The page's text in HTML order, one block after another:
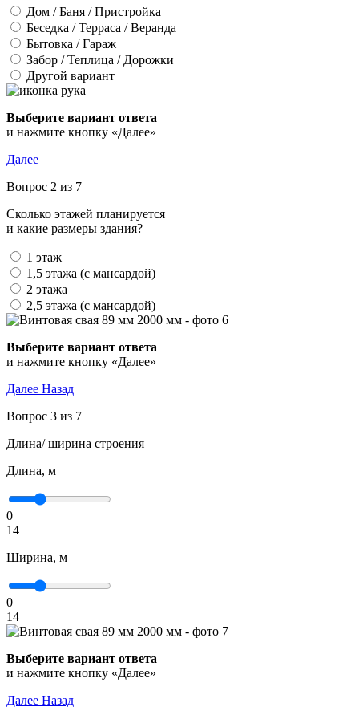
Дом / Баня / Пристройка
Беседка / Терраса / Веранда
Бытовка / Гараж
Забор / Теплица / Дорожки
Другой вариант
Выберите вариант ответа
и нажмите кнопку «Далее»
Далее
Вопрос 2 из 7
Сколько этажей планируется
и какие размеры здания?
1 этаж
1,5 этажа (с мансардой)
2 этажа
2,5 этажа (с мансардой)
Выберите вариант ответа
и нажмите кнопку «Далее»
Далее Назад
Вопрос 3 из 7
Длина/ ширина строения
Длина, м
0
14
Ширина, м
0
14
Выберите вариант ответа
и нажмите кнопку «Далее»
Далее Назад